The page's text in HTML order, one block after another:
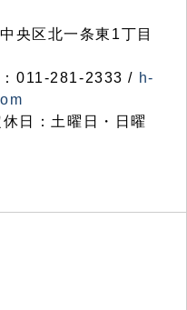
央区北一条東1丁目
011-281-2333 / h-
日：土曜日・日曜